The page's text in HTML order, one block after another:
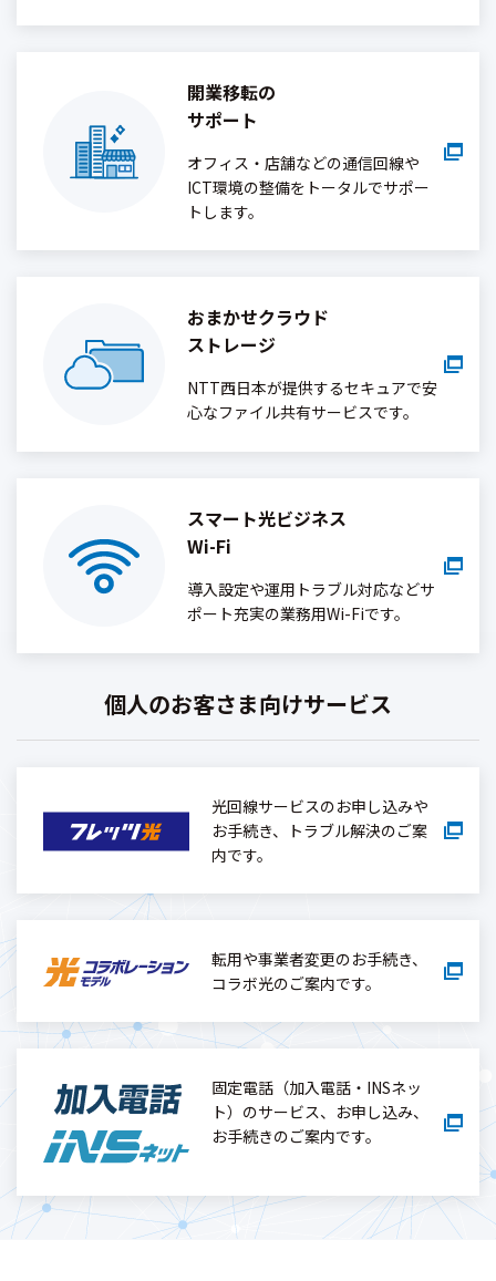
開業移転の
サポート
オフィス・店舗などの通信回線や
ICT環境の整備をトータルでサポー
トします。
おまかせクラウド
ストレージ
NTT西日本が提供するセキュアで安
心なファイル共有サービスです。
スマート光ビジネス
Wi-Fi
導入設定や運用トラブル対応などサ
ポート充実の業務用Wi-Fiです。
個人のお客さま向けサービス
光回線サービスのお申し込みや
お手続き、トラブル解決のご案
内です。
転用や事業者変更のお手続き、
コラボ光のご案内です。
固定電話（加入電話・INSネッ
ト）のサービス、お申し込み、
お手続きのご案内です。